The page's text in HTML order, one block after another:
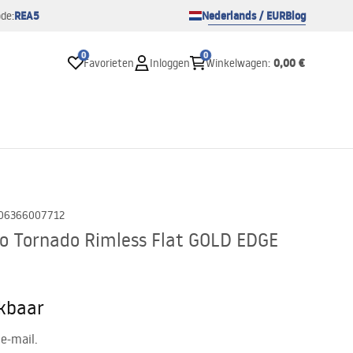
REA5 Nederlands / EURBlog
0
Favorieten Inloggen
0
Winkelwagen: 0,00 €
Rimless Flat GOLD EDGE
mail.